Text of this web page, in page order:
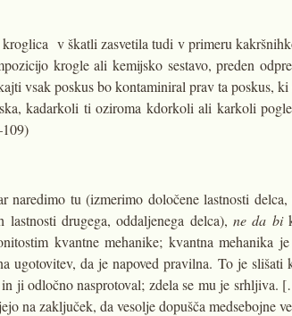
v škatli zasvetila tudi v primeru
krogle ali kemijsko sestavo, preden
vsak poskus bo kontaminiral prav ta poskus, ki
kadarkoli ti oziroma kdorkoli ali karkoli
tu (izmerimo določene lastnosti delca,
drugega, oddaljenega delca),ne da bi
kvantne mehanike; kvantna mehanika
ugotovitev, da je napoved pravilna. To je slišati
ji odločno nasprotoval; zdela se mu je srhljiva.
na zaključek, da vesolje dopušča medsebojne